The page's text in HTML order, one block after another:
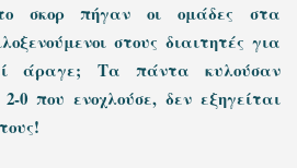
σκορ πήγαν οι ομάδες στα
στους διαιτητές για
άραγε; Τα πάντα κυλούσαν
0 που ενοχλούσε, δεν εξηγείται